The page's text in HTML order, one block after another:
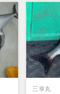
三幸丸